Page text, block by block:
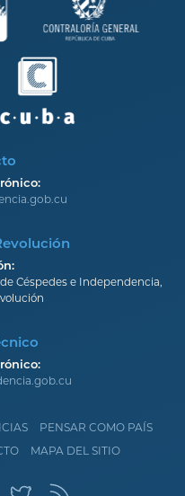
Céspedes e Independencia,
PENSAR COMO PAÍS
MAPA DEL SITIO